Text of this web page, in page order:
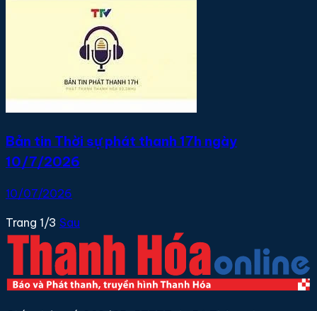
Bản tin Thời sự phát thanh 17h ngày
10/7/2026
10/07/2026
Trang 1/3 Sau